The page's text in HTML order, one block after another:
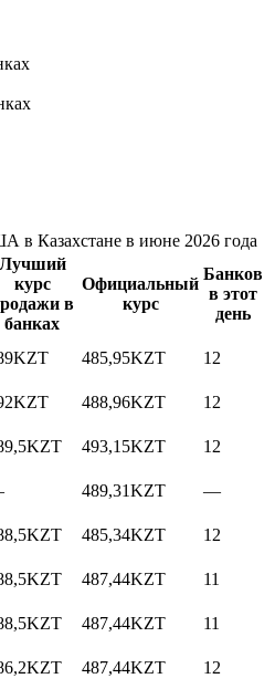
в Казахстане в июне 2026 года
Лучший
курс
в
банках
Официальный
курс
Банков
в этот
день
KZT 485,95KZT
12
KZT 488,96KZT
12
KZT 493,15KZT
12
489,31KZT
—
KZT 485,34KZT
12
KZT 487,44KZT
11
KZT 487,44KZT
11
KZT 487,44KZT
12